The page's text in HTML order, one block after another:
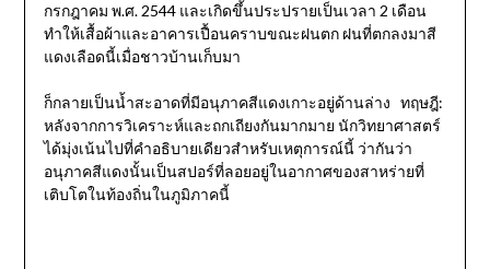
กรกฎาคม พ.ศ. 2544 และเกิดขึ้นประปรายเป็นเวลา 2 เดือน
ทำให้เสื้อผ้าและอาคารเปื้อนคราบขณะฝนตก ฝนที่ตกลงมาสี
แดงเลือดนี้เมื่อชาวบ้านเก็บมา
ก็กลายเป็นน้ำสะอาดที่มีอนุภาคสีแดงเกาะอยู่ด้านล่าง ทฤษฎี:
หลังจากการวิเคราะห์และถกเถียงกันมากมาย นักวิทยาศาสตร์
ได้มุ่งเน้นไปที่คำอธิบายเดียวสำหรับเหตุการณ์นี้ ว่ากันว่า
อนุภาคสีแดงนั้นเป็นสปอร์ที่ลอยอยู่ในอากาศของสาหร่ายที่
เติบโตในท้องถิ่นในภูมิภาคนี้